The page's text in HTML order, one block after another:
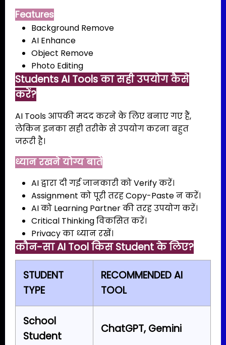
Features
Background Remove
AI Enhance
Object Remove
Photo Editing
Students AI Tools का सही उपयोग कैसे
करें?
AI Tools आपकी मदद करने के लिए बनाए गए हैं,
लेकिन इनका सही तरीके से उपयोग करना बहुत
जरूरी है।
ध्यान रखने योग्य बातें
AI द्वारा दी गई जानकारी को Verify करें।
Assignment को पूरी तरह Copy-Paste न करें।
AI को Learning Partner की तरह उपयोग करें।
Critical Thinking विकसित करें।
Privacy का ध्यान रखें।
कौन-सा AI Tool किस Student के लिए?
STUDENT
TYPE
RECOMMENDED AI
TOOL
School
Student
ChatGPT, Gemini